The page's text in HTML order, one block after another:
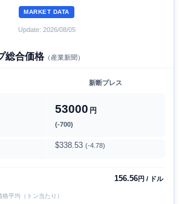
MARKET DATA
Update: 2026/08/05
総合価格（産業新聞）
新断プレス
53000 円
(-700)
$338.53 (-4.78)
156.56円 / ドル
平均（トン当たり）